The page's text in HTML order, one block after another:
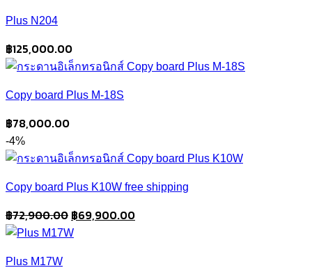
Plus N204
฿125,000.00
Copy board Plus M-18S
฿78,000.00
-4%
Copy board Plus K10W free shipping
฿72,900.00 Original
price
฿69,900.00Current
Plus M17W